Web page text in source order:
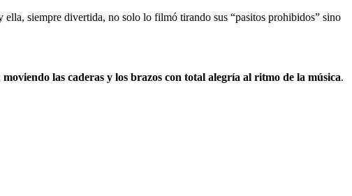
ella, siempre divertida, no solo lo filmó tirando sus “pasitos prohibidos” sino
moviendo las caderas y los brazos con total alegría al ritmo de la música.